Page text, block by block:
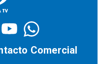
Comercial